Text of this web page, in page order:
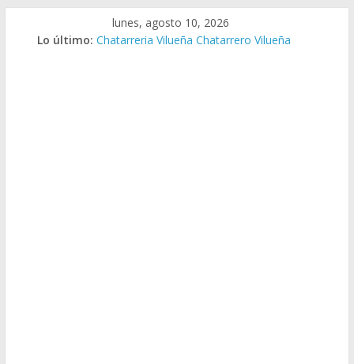
lunes, agosto 10, 2026
Lo último: Chatarreria Vilueña Chatarrero Vilueña